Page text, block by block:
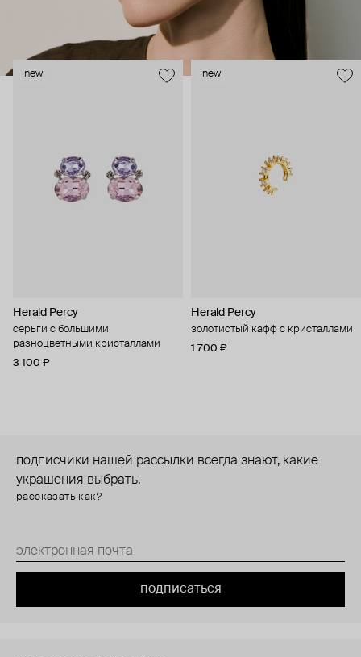
new
Herald Percy
серьги с большими
разноцветными кристаллами
3 100 ₽
new
Herald Percy
золотистый кафф с кристаллами
1 700 ₽
подписчики нашей рассылки всегда знают, какие
украшения выбрать.
рассказать как?
подписаться